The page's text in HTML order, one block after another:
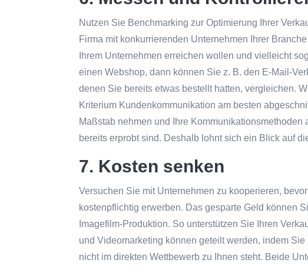
Nutzen Sie Benchmarking zur Optimierung Ihrer
Firma mit konkurrierenden Unternehmen Ihrer
Ihrem Unternehmen erreichen wollen und vielleicht
einen Webshop, dann können Sie z. B. den E-Mail-
denen Sie bereits etwas bestellt hatten, vergleichen.
Kriterium Kundenkommunikation am besten
Maßstab nehmen und Ihre
bereits erprobt sind. Deshalb lohnt sich ein Blick auf
7. Kosten senken
Versuchen Sie mit Unternehmen zu kooperieren,
kostenpflichtig erwerben. Das gesparte Geld können
Imagefilm-Produktion. So unterstützen Sie Ihren
und Videomarketing können geteilt werden, indem
nicht im direkten Wettbewerb zu Ihnen steht. Beide